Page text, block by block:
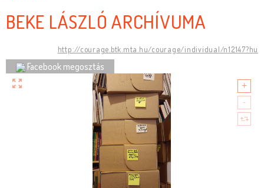
BEKE LÁSZLÓ ARCHÍVUMA
http://courage.btk.mta.hu/courage/individual/n12147?hu
Facebook megosztás